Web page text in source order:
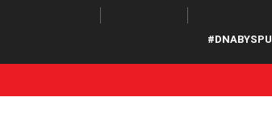
#DNABYSPU